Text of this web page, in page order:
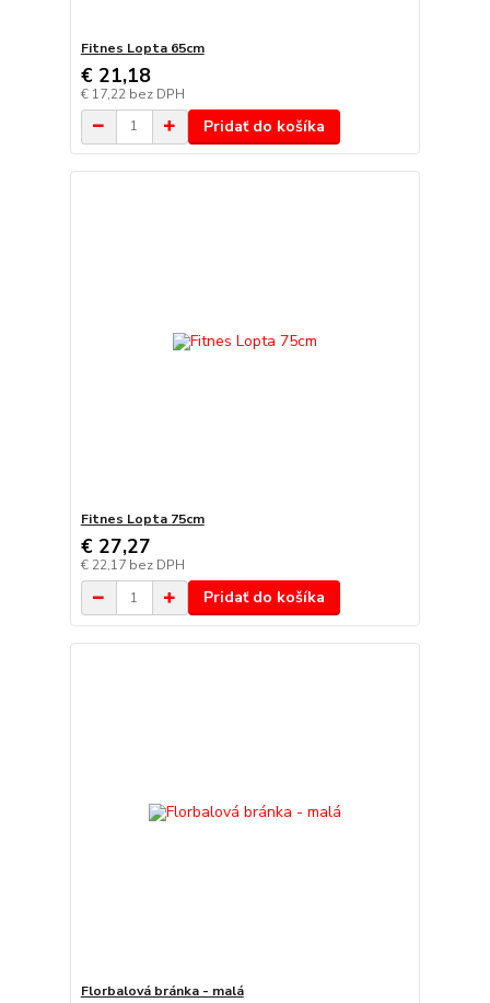
Fitnes Lopta 65cm
€ 21,18
€ 17,22 bez DPH
Pridať do košíka
Fitnes Lopta 75cm
€ 27,27
€ 22,17 bez DPH
Pridať do košíka
Florbalová bránka - malá